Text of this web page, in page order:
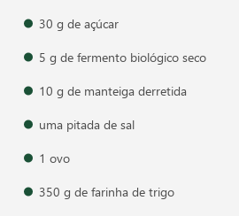
30 g de açúcar
5 g de fermento biológico seco
10 g de manteiga derretida
uma pitada de sal
1 ovo
350 g de farinha de trigo